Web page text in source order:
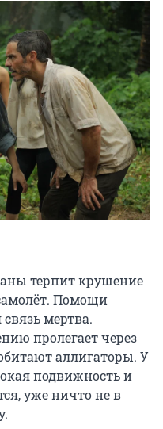
терпит крушение
Помощи
мертва.
пролегает через
аллигаторы. У
подвижность и
уже ничто не в